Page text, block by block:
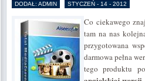
DODAŁ: ADMIN STYCZEŃ - 14 - 2012
Co ciekawego
tam na nas
przygotowana
darmowa pełna
tego produktu